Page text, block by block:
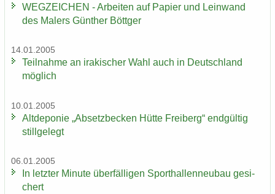
WEG­ZEI­CHEN - Ar­bei­ten auf Pa­pier und Lein­wand
des Ma­lers Gün­ther Bött­ger
14.01.2005
Teil­nah­me an ira­ki­scher Wahl auch in Deutsch­land
mög­lich
10.01.2005
Alt­de­po­nie „Ab­setz­be­cken Hütte Frei­berg“ end­gül­tig
still­ge­legt
06.01.2005
In letz­ter Mi­nu­te über­fäl­li­gen Sport­hal­len­neu­bau ge­si­
chert